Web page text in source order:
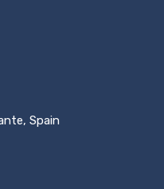
Spain